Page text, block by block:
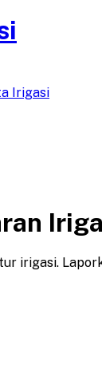
Irigasi
irigasi.